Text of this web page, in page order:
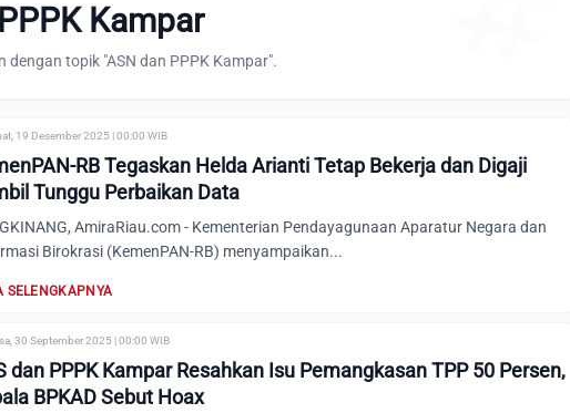
Kampar
topik "ASN dan PPPK Kampar".
19 Desember 2025 | 00:00 WIB
RB Tegaskan Helda Arianti Tetap Bekerja dan Digaji
Tunggu Perbaikan Data
AmiraRiau.com - Kementerian Pendayagunaan Aparatur Negara dan
Birokrasi (KemenPAN-RB) menyampaikan...
SELENGKAPNYA
30 September 2025 | 00:00 WIB
dan PPPK Kampar Resahkan Isu Pemangkasan TPP 50 Persen,
BPKAD Sebut Hoax